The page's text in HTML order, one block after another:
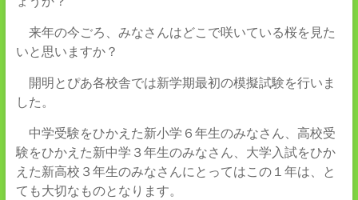
来年の今ごろ、みなさんはどこで咲いている桜を見た
いと思いますか？
開明とぴあ各校舎では新学期最初の模擬試験を行いま
した。
中学受験をひかえた新小学６年生のみなさん、高校受
験をひかえた新中学３年生のみなさん、大学入試をひか
えた新高校３年生のみなさんにとってはこの１年は、と
ても大切なものとなります。